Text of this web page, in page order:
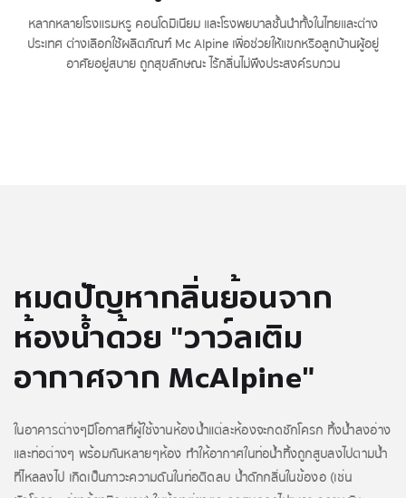
หลากหลายโรงแรมหรู คอนโดมิเนียม และโรงพยบาลชั้นนำทั้งในไทยและต่าง
ประเทศ ต่างเลือกใช้ผลิตภัณฑ์ Mc Alpine เพื่อช่วยให้แขกหรือลูกบ้านผู้อยู่
อาศัยอยู่สบาย ถูกสุขลักษณะ ไร้กลิ่นไม่พึงประสงค์รบกวน
หมดปัญหากลิ่นย้อนจาก
ห้องน้ำด้วย "วาว์ลเติม
อากาศจาก McAlpine"
ในอาคารต่างๆมีโอกาสที่ผู้ใช้งานห้องน้ำแต่ละห้องจะกดชักโครก ทิ้งน้ำลงอ่าง
และท่อต่างๆ พร้อมกันหลายๆห้อง ทำให้อากาศในท่อน้ำทิ้งถูกสูบลงไปตามน้ำ
ที่ไหลลงไป เกิดเป็นภาวะความดันในท่อติดลบ น้ำดักกลิ่นในข้องอ (เช่น